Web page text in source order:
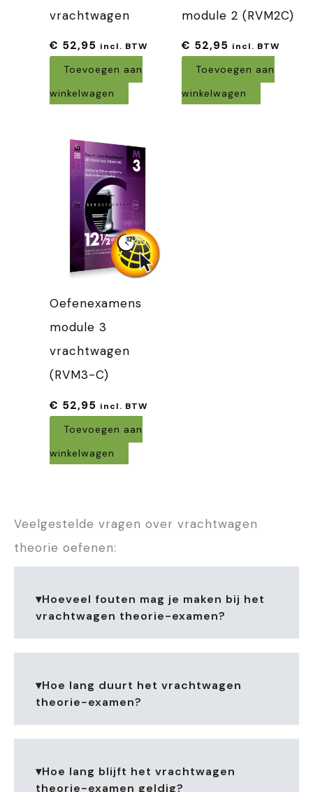
vrachtwagen
€ 52,95 incl. BTW
Toevoegen aan
winkelwagen
module 2 (RVM2C)
€ 52,95 incl. BTW
Toevoegen aan
winkelwagen
Oefenexamens
module 3
vrachtwagen
(RVM3-C)
€ 52,95 incl. BTW
Toevoegen aan
winkelwagen
Veelgestelde vragen over vrachtwagen
theorie oefenen:
▾Hoeveel fouten mag je maken bij het
vrachtwagen theorie-examen?
examen van het CBR mag je
maximaal 13 fouten maken per
module. Je krijgt 65
beantwoorden om te slagen.
▾Hoe lang duurt het vrachtwagen
theorie-examen?
het CBR duurt 80 minuten. In
▾Hoe lang blijft het vrachtwagen
theorie-examen geldig?